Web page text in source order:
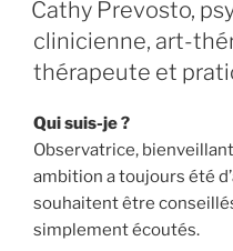
Cathy Prevosto,
clinicienne, art-
thérapeute et
Qui suis-je ?
Observatrice,
ambition a toujours été
souhaitent être
simplement écoutés.